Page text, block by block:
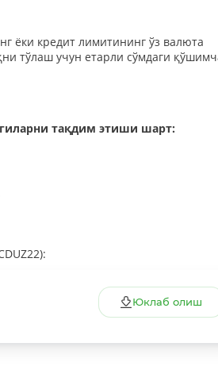
ёки кредит лимитининг ўз валюта
тўлаш учун етарли сўмдаги
тақдим этиши шарт:
Юклаб олиш